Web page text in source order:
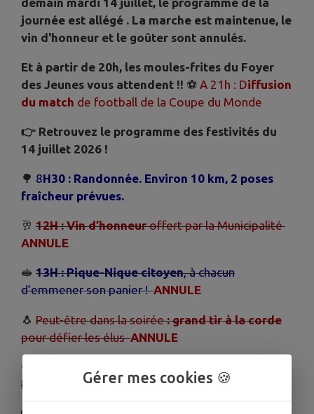
journée est allégé . La marche est maintenue, le
vin d'honneur et le goûter sont annulés.
Et à partir de 20h, les moules-frites du Foyer
des Jeunes vous attendent !! ⚽ A 21h : Diffusion
du match de football de la Coupe du Monde
👉 Retrouvez le programme des festivités du
14 juillet 2026 !
🌳 8H30 : Randonnée. Environ 10 km, 2 poses
fraîcheur prévues.
🥂 12H : Vin d’honneuroffert par la Municipalité
ANNULE
🥪 13H : Pique-Nique citoyen, à chacun
d’emmener son panier !ANNULE
🐧 Peut-être dans la soirée:grand tir à la corde
pour défier les élusANNULE
🧶
Papote
ANNULE
Gérer mes cookies 🍪